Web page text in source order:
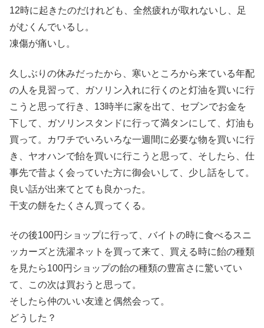
12時に起きたのだけれども、全然疲れが取れないし、足
がむくんでいるし。
凍傷が痛いし。
久しぶりの休みだったから、寒いところから来ている年配
の人を見習って、ガソリン入れに行くのと灯油を買いに行
こうと思って行き、13時半に家を出て、セブンでお金を
下して、ガソリンスタンドに行って満タンにして、灯油も
買って。カワチでいろいろな一週間に必要な物を買いに行
き、ヤオハンで飴を買いに行こうと思って、そしたら、仕
事先で昔よく会っていた方に御会いして、少し話をして。
良い話が出来てとても良かった。
干支の餅をたくさん買ってくる。
その後100円ショップに行って、バイトの時に食べるスニ
ッカーズと洗濯ネットを買って来て、買える時に飴の種類
を見たら100円ショップの飴の種類の豊富さに驚いてい
て、この次は買おうと思って。
そしたら仲のいい友達と偶然会って。
どうした？